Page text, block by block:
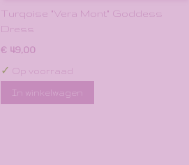
Turqoise "Vera Mont" Goddess
Dress
€ 49,00
✓ Op voorraad
In winkelwagen